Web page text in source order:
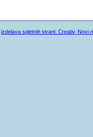
izdelava spletnih strani: Creativ, Novi